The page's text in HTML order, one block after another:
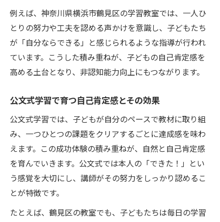
例えば、神奈川県横浜市鶴見区の学習教室では、一人ひ
とりの努力や工夫を認める声かけを意識し、子どもたち
が「自分ならできる」と感じられるような指導が行われ
ています。こうした積み重ねが、子どもの自己肯定感を
高める土台となり、非認知能力向上にもつながります。
公文式学習で育つ自己肯定感とその効果
公文式学習では、子どもが自分のペースで教材に取り組
み、一つひとつの課題をクリアするごとに達成感を味わ
えます。この成功体験の積み重ねが、自然と自己肯定感
を育んでいきます。公文式では本人の「できた！」とい
う感覚を大切にし、講師がその努力をしっかり認めるこ
とが特徴です。
たとえば、鶴見区の教室でも、子どもたちは毎日の学習